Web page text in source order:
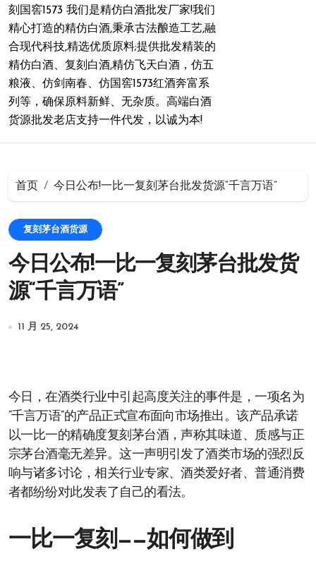
刻国窖1573 我们是精仿白酒批发厂家!我们
精心打造的精仿白酒,秉承古法酿造工艺,融
合现代科技,精选优质原料;提供批发精装的
精仿白酒、复刻白酒,精仿飞天白酒，仿五
粮液、仿剑南春、仿国窖1573红酒奔富系
列等，确保原料新鲜、无杂质。高端白酒
货源批发老店支持一件代发，以诚为本!
首页 今日公布!一比一复刻茅台批发货源“千言万语”
复刻茅台酒货源
今日公布!一比一复刻茅台批发货
源“千言万语”
11 月 25, 2024
今日，在酒类行业中引起高度关注的事件是，一项名为
“千言万语”的产品正式宣布面向市场推出。该产品承诺
以一比一的精确度复刻茅台酒，声称其味道、质感与正
宗茅台酒毫无差异。这一声明引发了酒类市场的强烈反
响与诸多讨论，相关行业专家、酒类爱好者、普通消费
者都纷纷对此发表了自己的看法。
一比一复刻——如何做到